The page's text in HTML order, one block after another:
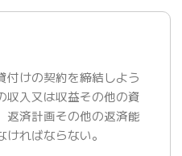
けの契約を締結しよう
収入又は収益その他の資
返済計画その他の返済能
ればならない。